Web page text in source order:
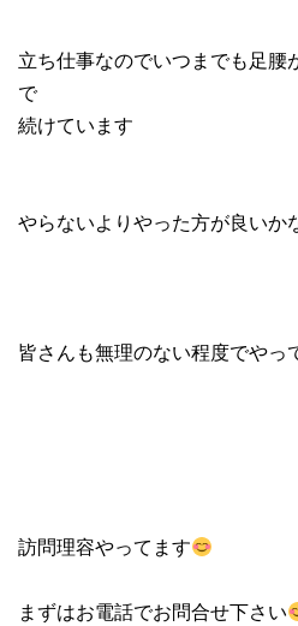
立ち仕事なのでいつまでも足腰
で
続けています
やらないよりやった方が良いか
皆さんも無理のない程度でやっ
訪問理容やってます
まずはお電話でお問合せ下さい